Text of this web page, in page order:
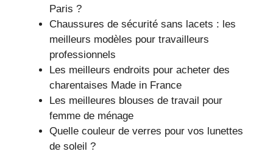
Paris ?
Chaussures de sécurité sans lacets : les
meilleurs modèles pour travailleurs
professionnels
Les meilleurs endroits pour acheter des
charentaises Made in France
Les meilleures blouses de travail pour
femme de ménage
Quelle couleur de verres pour vos lunettes
de soleil ?